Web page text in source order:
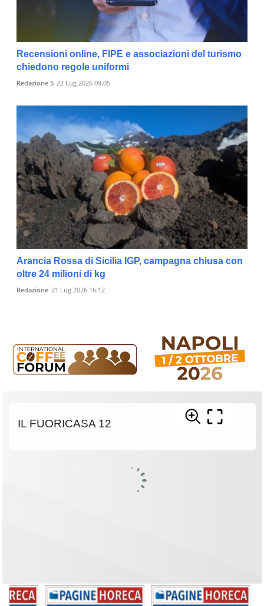
Recensioni online, FIPE e associazioni del turismo
chiedono regole uniformi
Redazione 5 22 Lug 2026 09:05
Arancia Rossa di Sicilia IGP, campagna chiusa con
oltre 24 milioni di kg
Redazione 21 Lug 2026 16:12